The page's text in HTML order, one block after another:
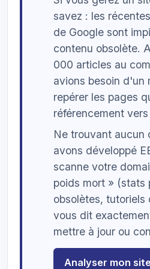
savez : les
de Google sont
contenu obsolète.
000 articles au
avions besoin d'un
repérer les pages
référencement vers
Ne trouvant aucun
avons développé
scanne votre
poids mort » (stats
obsolètes, tutoriels
vous dit
mettre à jour ou
Analyser mon